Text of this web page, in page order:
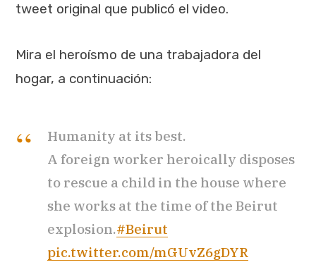
tweet original que publicó el video.
Mira el heroísmo de una trabajadora del
hogar, a continuación:
Humanity at its best.
A foreign worker heroically disposes
to rescue a child in the house where
she works at the time of the Beirut
explosion.#Beirut
pic.twitter.com/mGUvZ6gDYR